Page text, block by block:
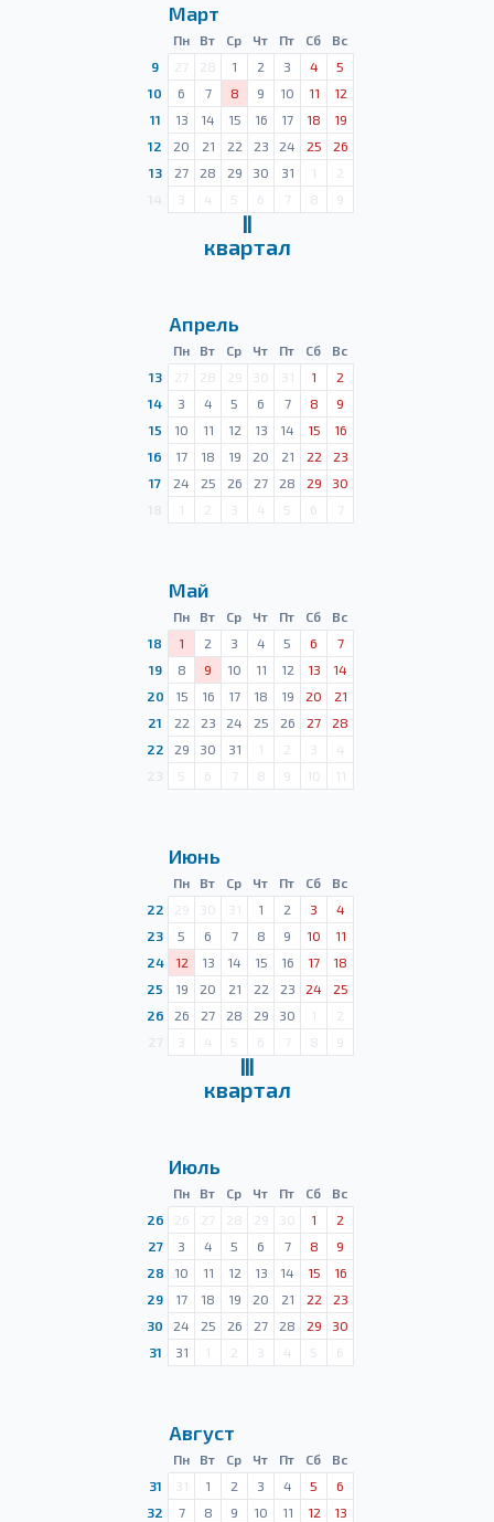
Март
Пн Вт Ср Чт Пт Сб
Вс
9
27 28 1 2 3 4
5
10
6 7 8 9 10 11
12
11
13 14 15 16 17 18
19
12
20 21 22 23 24 25
26
13
27 28 29 30 31 1
2
3 4 5 6 7 8 9
Ⅱ
квартал
Апрель
Пн Вт Ср Чт Пт Сб
Вс
13
27 28 29 30 31 1
2
14
3 4 5 6 7 8
9
15
10 11 12 13 14 15
16
16
17 18 19 20 21 22
23
17
24 25 26 27 28 29
30
1 2 3 4 5 6 7
Май
Пн Вт Ср Чт Пт Сб
Вс
18
1 2 3 4 5 6
7
19
8 9 10 11 12 13
14
20
15 16 17 18 19 20
21
21
22 23 24 25 26 27
28
22
29 30 31 1 2 3
4
5 6 7 8 9 10 11
Июнь
Пн Вт Ср Чт Пт Сб
Вс
22
29 30 31 1 2 3
4
23
5 6 7 8 9 10
11
24
12 13 14 15 16 17
18
25
19 20 21 22 23 24
25
26
26 27 28 29 30 1
2
3 4 5 6 7 8 9
Ⅲ
квартал
Июль
Пн Вт Ср Чт Пт Сб
Вс
26
26 27 28 29 30 1
2
27
3 4 5 6 7 8
9
28
10 11 12 13 14 15
16
29
17 18 19 20 21 22
23
30
24 25 26 27 28 29
30
31
31 1 2 3 4 5 6
Август
Пн Вт Ср Чт Пт Сб
Вс
31
31 1 2 3 4 5
6
32
7 8 9 10 11 12
13